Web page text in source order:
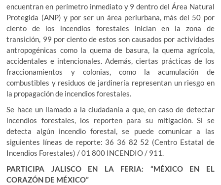
encuentran en perímetro inmediato y 9 dentro del Área Natural
Protegida (ANP) y por ser un área periurbana, más del 50 por
ciento de los incendios forestales inician en la zona de
transición, 99 por ciento de estos son causados por actividades
antropogénicas como la quema de basura, la quema agrícola,
accidentales e intencionales. Además, ciertas prácticas de los
fraccionamientos y colonias, como la acumulación de
combustibles y residuos de jardinería representan un riesgo en
la propagación de incendios forestales.
Se hace un llamado a la ciudadanía a que, en caso de detectar
incendios forestales, los reporten para su mitigación. Si se
detecta algún incendio forestal, se puede comunicar a las
siguientes líneas de reporte: 36 36 82 52 (Centro Estatal de
Incendios Forestales) / 01 800 INCENDIO / 911.
PARTICIPA JALISCO EN LA FERIA: “MÉXICO EN EL
CORAZÓN DE MÉXICO”